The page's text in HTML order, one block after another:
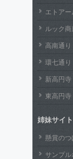
エトアー
ルック
高南通り
環七通り
新高円寺
東高円寺
姉妹サイト
懸賞の
サンプ